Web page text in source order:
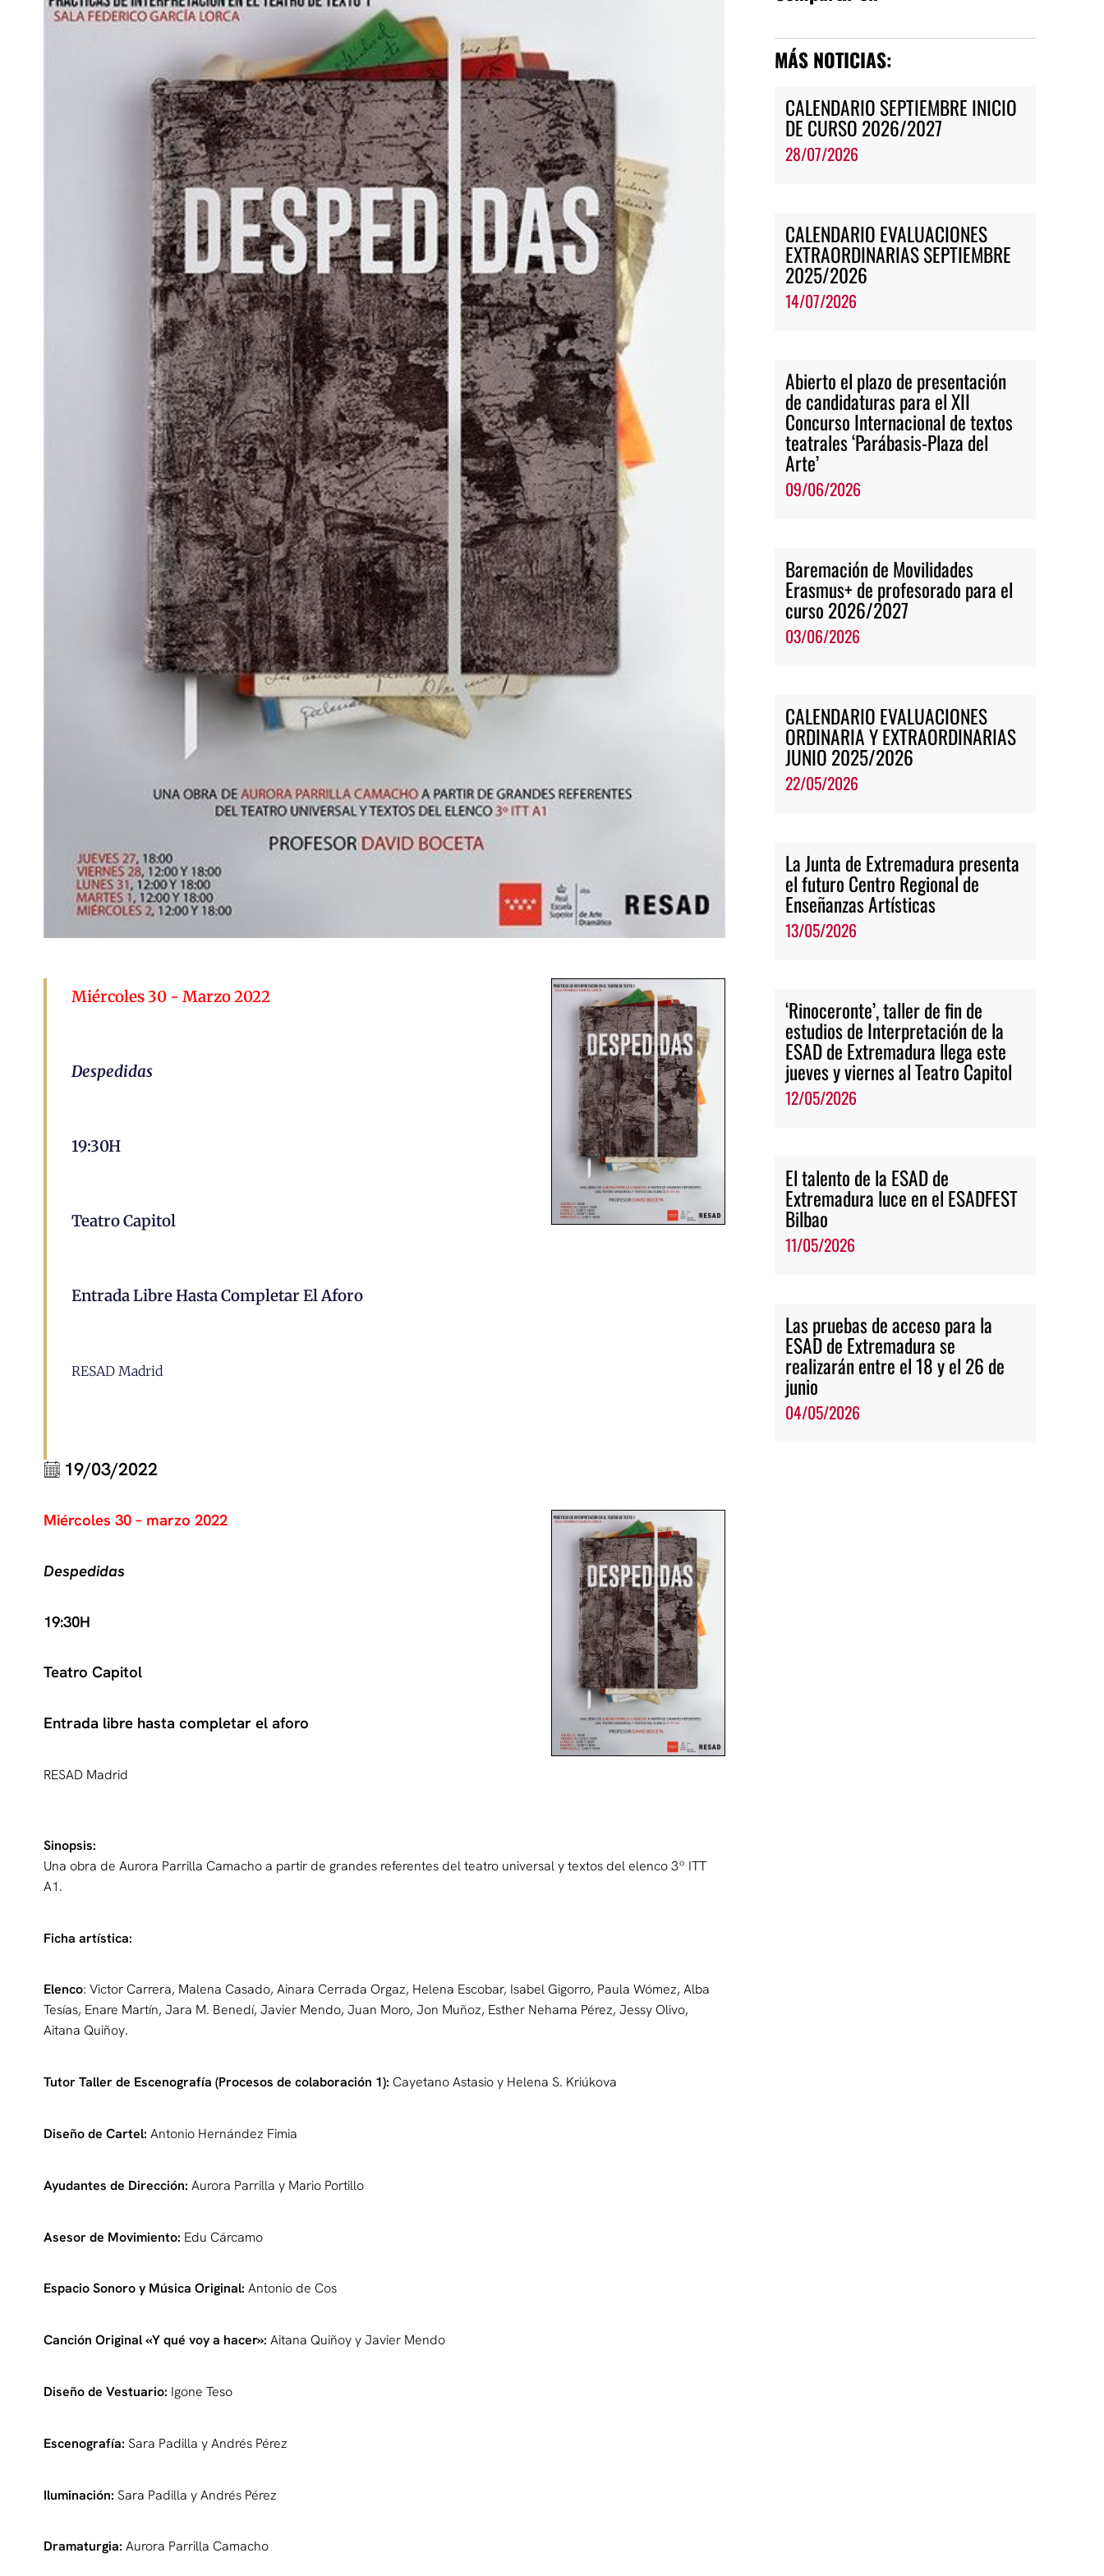
Miércoles 30 - Marzo 2022
Despedidas
19:30H
Teatro Capitol
Entrada Libre Hasta Completar El Aforo
RESAD Madrid
19/03/2022
Miércoles 30 – marzo 2022
Despedidas
19:30H
Teatro Capitol
Entrada libre hasta completar el aforo
RESAD Madrid
Sinopsis:
Una obra de Aurora Parrilla Camacho a partir de grandes referentes del teatro universal y textos del elenco 3º ITT
A1.
Ficha artística:
Elenco: Victor Carrera, Malena Casado, Ainara Cerrada Orgaz, Helena Escobar, Isabel Gigorro, Paula Wómez, Alba
Tesías, Enare Martín, Jara M. Benedí, Javier Mendo, Juan Moro, Jon Muñoz, Esther Nehama Pérez, Jessy Olivo,
Aitana Quiñoy.
Tutor Taller de Escenografía (Procesos de colaboración 1): Cayetano Astasio y Helena S. Kriúkova
Diseño de Cartel: Antonio Hernández Fimia
Ayudantes de Dirección: Aurora Parrilla y Mario Portillo
Asesor de Movimiento: Edu Cárcamo
Espacio Sonoro y Música Original: Antonio de Cos
Canción Original «Y qué voy a hacer»: Aitana Quiñoy y Javier Mendo
Diseño de Vestuario: Igone Teso
Escenografía: Sara Padilla y Andrés Pérez
Iluminación: Sara Padilla y Andrés Pérez
Dramaturgia: Aurora Parrilla Camacho
MÁS NOTICIAS:
CALENDARIO SEPTIEMBRE INICIO
DE CURSO 2026/2027
28/07/2026
CALENDARIO EVALUACIONES
EXTRAORDINARIAS SEPTIEMBRE
2025/2026
14/07/2026
Abierto el plazo de presentación
de candidaturas para el XII
Concurso Internacional de textos
teatrales ‘Parábasis-Plaza del
Arte’
09/06/2026
Baremación de Movilidades
Erasmus+ de profesorado para el
curso 2026/2027
03/06/2026
CALENDARIO EVALUACIONES
ORDINARIA Y EXTRAORDINARIAS
JUNIO 2025/2026
22/05/2026
La Junta de Extremadura presenta
el futuro Centro Regional de
Enseñanzas Artísticas
13/05/2026
‘Rinoceronte’, taller de fin de
estudios de Interpretación de la
ESAD de Extremadura llega este
jueves y viernes al Teatro Capitol
12/05/2026
El talento de la ESAD de
Extremadura luce en el ESADFEST
Bilbao
11/05/2026
Las pruebas de acceso para la
ESAD de Extremadura se
realizarán entre el 18 y el 26 de
junio
04/05/2026